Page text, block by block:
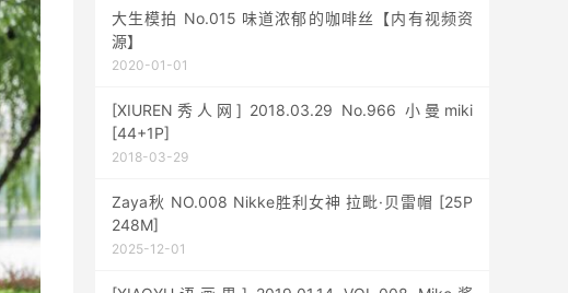
大生模拍 No.015 味道浓郁的咖啡丝【内有视频资
源】
2020-01-01
[XIUREN秀人网] 2018.03.29 No.966 小曼miki
[44+1P]
2018-03-29
Zaya秋 NO.008 Nikke胜利女神 拉毗·贝雷帽 [25P
248M]
2025-12-01